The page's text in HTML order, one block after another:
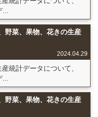
野菜、果物、花きの生産
2024.04.29
統計データについて、
野菜、果物、花きの生産